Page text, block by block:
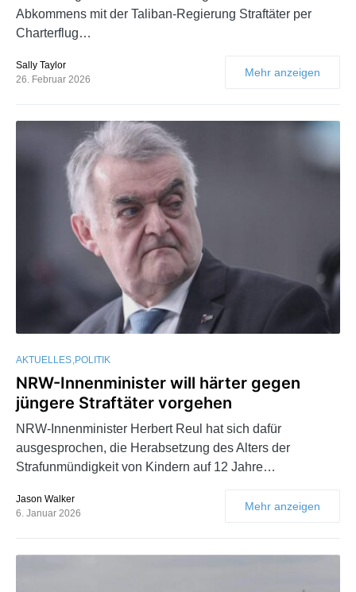
Abkommens mit der Taliban-Regierung Straftäter per
Charterflug…
Sally Taylor
26. Februar 2026
Mehr anzeigen
AKTUELLES POLITIK
NRW-Innenminister will härter gegen
jüngere Straftäter vorgehen
NRW-Innenminister Herbert Reul hat sich dafür
ausgesprochen, die Herabsetzung des Alters der
Strafunmündigkeit von Kindern auf 12 Jahre…
Jason Walker
6. Januar 2026
Mehr anzeigen